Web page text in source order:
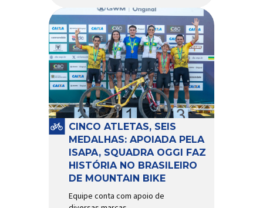
garantir a circulação contínua
do líquido de arrefecimento
entre motor, radiador e demais
componentes do sistema,
controlando a temperatura de
operação e evitando
superaquecimentos. Por
trabalhar constantemente
enquanto o motor está em
funcionamento, a bomba
d’água exige não apenas […]
CINCO ATLETAS, SEIS
MEDALHAS: APOIADA PELA
ISAPA, SQUADRA OGGI FAZ
HISTÓRIA NO BRASILEIRO
DE MOUNTAIN BIKE
Equipe conta com apoio de